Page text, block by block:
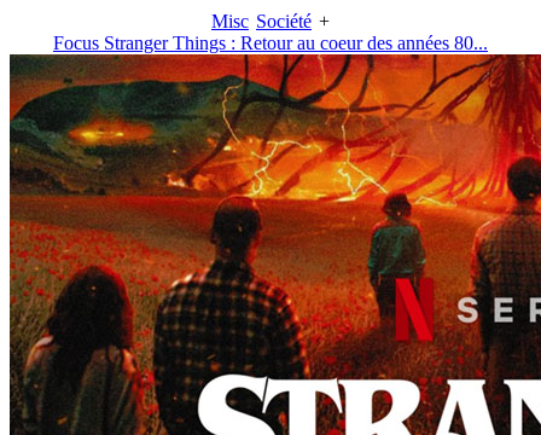
Misc Société +
Focus Stranger Things : Retour au coeur des années 80...